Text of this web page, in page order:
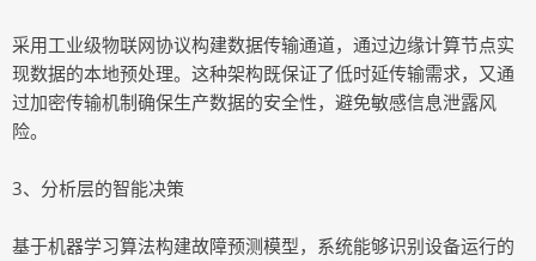
采用工业级物联网协议构建数据传输通道，通过边缘计算节点实
现数据的本地预处理。这种架构既保证了低时延传输需求，又通
过加密传输机制确保生产数据的安全性，避免敏感信息泄露风
险。
3、分析层的智能决策
基于机器学习算法构建故障预测模型，系统能够识别设备运行的